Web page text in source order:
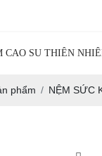
CAO SU THIÊN
phẩm NỆM SỨC